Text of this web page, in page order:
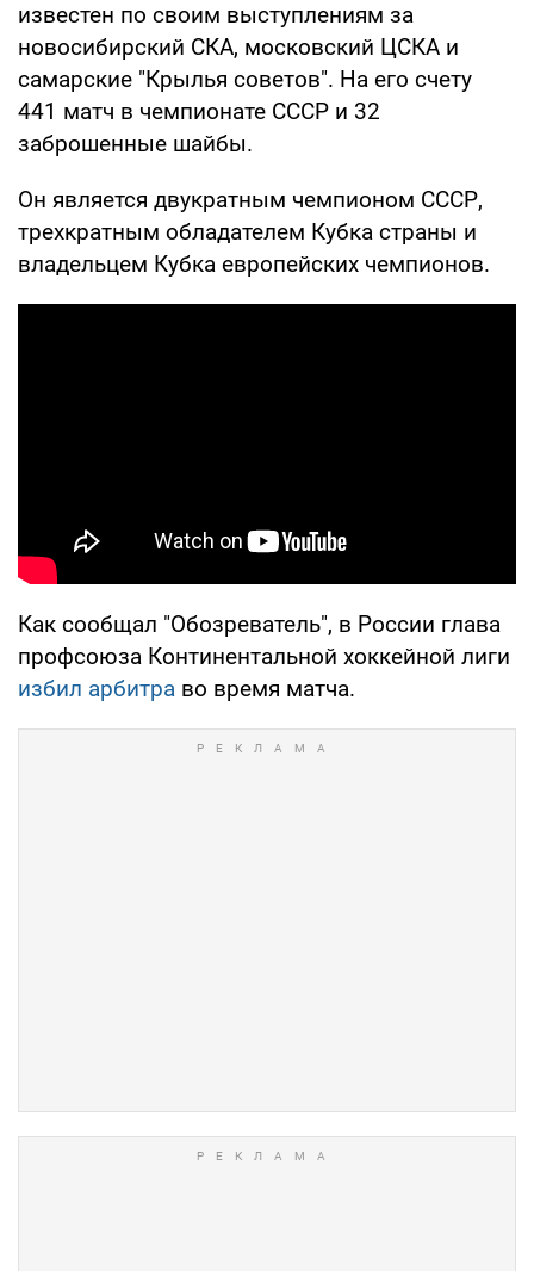
известен по своим выступлениям за
новосибирский СКА, московский ЦСКА и
самарские "Крылья советов". На его счету
441 матч в чемпионате СССР и 32
заброшенные шайбы.
Он является двукратным чемпионом СССР,
трехкратным обладателем Кубка страны и
владельцем Кубка европейских чемпионов.
Как сообщал "Обозреватель", в России глава
профсоюза Континентальной хоккейной лиги
избил арбитра во время матча.